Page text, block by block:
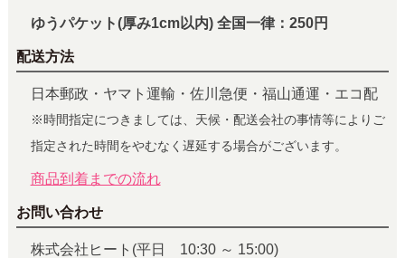
ゆうパケット(厚み1cm以内) 全国一律：250円
配送方法
日本郵政・ヤマト運輸・佐川急便・福山通運・エコ配
※時間指定につきましては、天候・配送会社の事情等によりご
指定された時間をやむなく遅延する場合がございます。
商品到着までの流れ
お問い合わせ
株式会社ヒート(平日 10:30 ～ 15:00)